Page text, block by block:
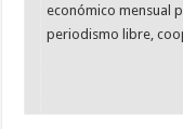
económico mensual
periodismo libre,